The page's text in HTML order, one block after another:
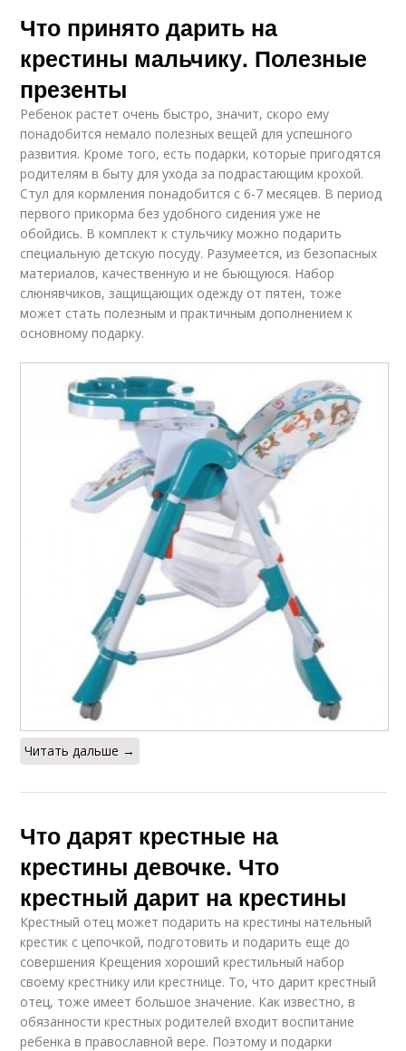
Что принято дарить на
крестины мальчику. Полезные
презенты
Ребенок растет очень быстро, значит, скоро ему
понадобится немало полезных вещей для успешного
развития. Кроме того, есть подарки, которые пригодятся
родителям в быту для ухода за подрастающим крохой.
Стул для кормления понадобится с 6-7 месяцев. В период
первого прикорма без удобного сидения уже не
обойдись. В комплект к стульчику можно подарить
специальную детскую посуду. Разумеется, из безопасных
материалов, качественную и не бьющуюся. Набор
слюнявчиков, защищающих одежду от пятен, тоже
может стать полезным и практичным дополнением к
основному подарку.
Читать дальше →
Что дарят крестные на
крестины девочке. Что
крестный дарит на крестины
Крестный отец может подарить на крестины нательный
крестик с цепочкой, подготовить и подарить еще до
совершения Крещения хороший крестильный набор
своему крестнику или крестнице. То, что дарит крестный
отец, тоже имеет большое значение. Как известно, в
обязанности крестных родителей входит воспитание
ребенка в православной вере. Поэтому и подарки